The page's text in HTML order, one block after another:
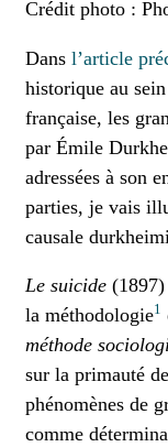
Crédit photo :
Dans l’article
historique au
française, les
par Émile
adressées à son
parties, je vais
causale
Le suicide
la méthodologie1
méthode
sur la primauté
phénomènes de
comme